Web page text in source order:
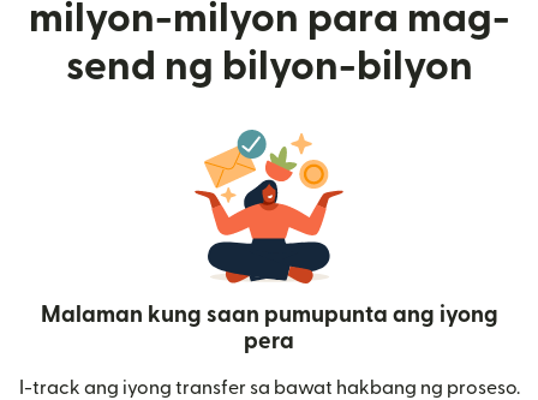
milyon-milyon para mag-
send ng bilyon-bilyon
Malaman kung saan pumupunta ang iyong
pera
I-track ang iyong transfer sa bawat hakbang ng proseso.